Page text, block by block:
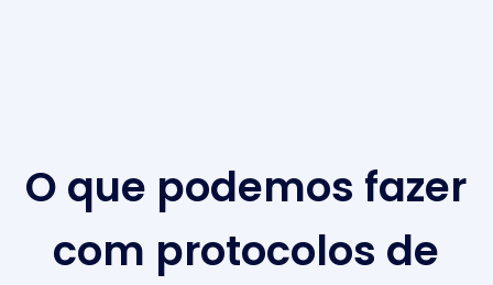
O que podemos fazer
com protocolos de